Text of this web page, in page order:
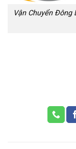
Vận Chuyển Đông